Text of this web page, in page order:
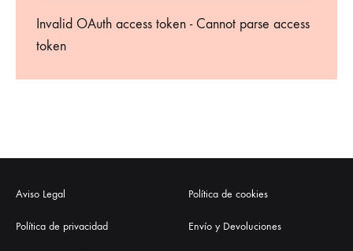
Invalid OAuth access token - Cannot parse access
token
Aviso Legal
Política de privacidad
Política de cookies
Envío y Devoluciones